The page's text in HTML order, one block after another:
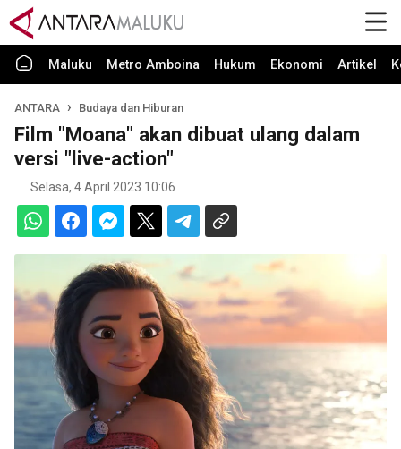
Maluku Metro Amboina Hukum Ekonomi Artikel
ANTARA Budaya dan Hiburan
Film "Moana" akan dibuat ulang dalam
versi "live-action"
Selasa, 4 April 2023 10:06